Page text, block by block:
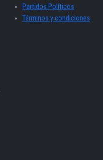
Partidos Políticos
Términos y condiciones